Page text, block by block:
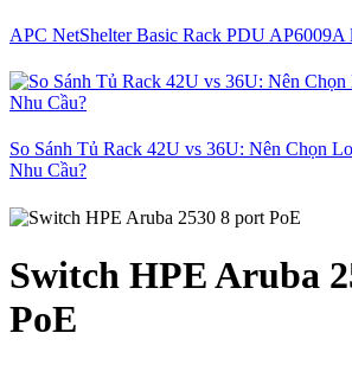
APC NetShelter Basic Rack PDU AP6009A
So Sánh Tủ Rack 42U vs 36U: Nên Chọn
Nhu Cầu?
Switch HPE Aruba
PoE